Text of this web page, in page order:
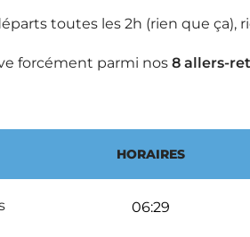
toutes les 2h (rien que ça),
forcément parmi nos 8 allers-
HORAIRES
06:29